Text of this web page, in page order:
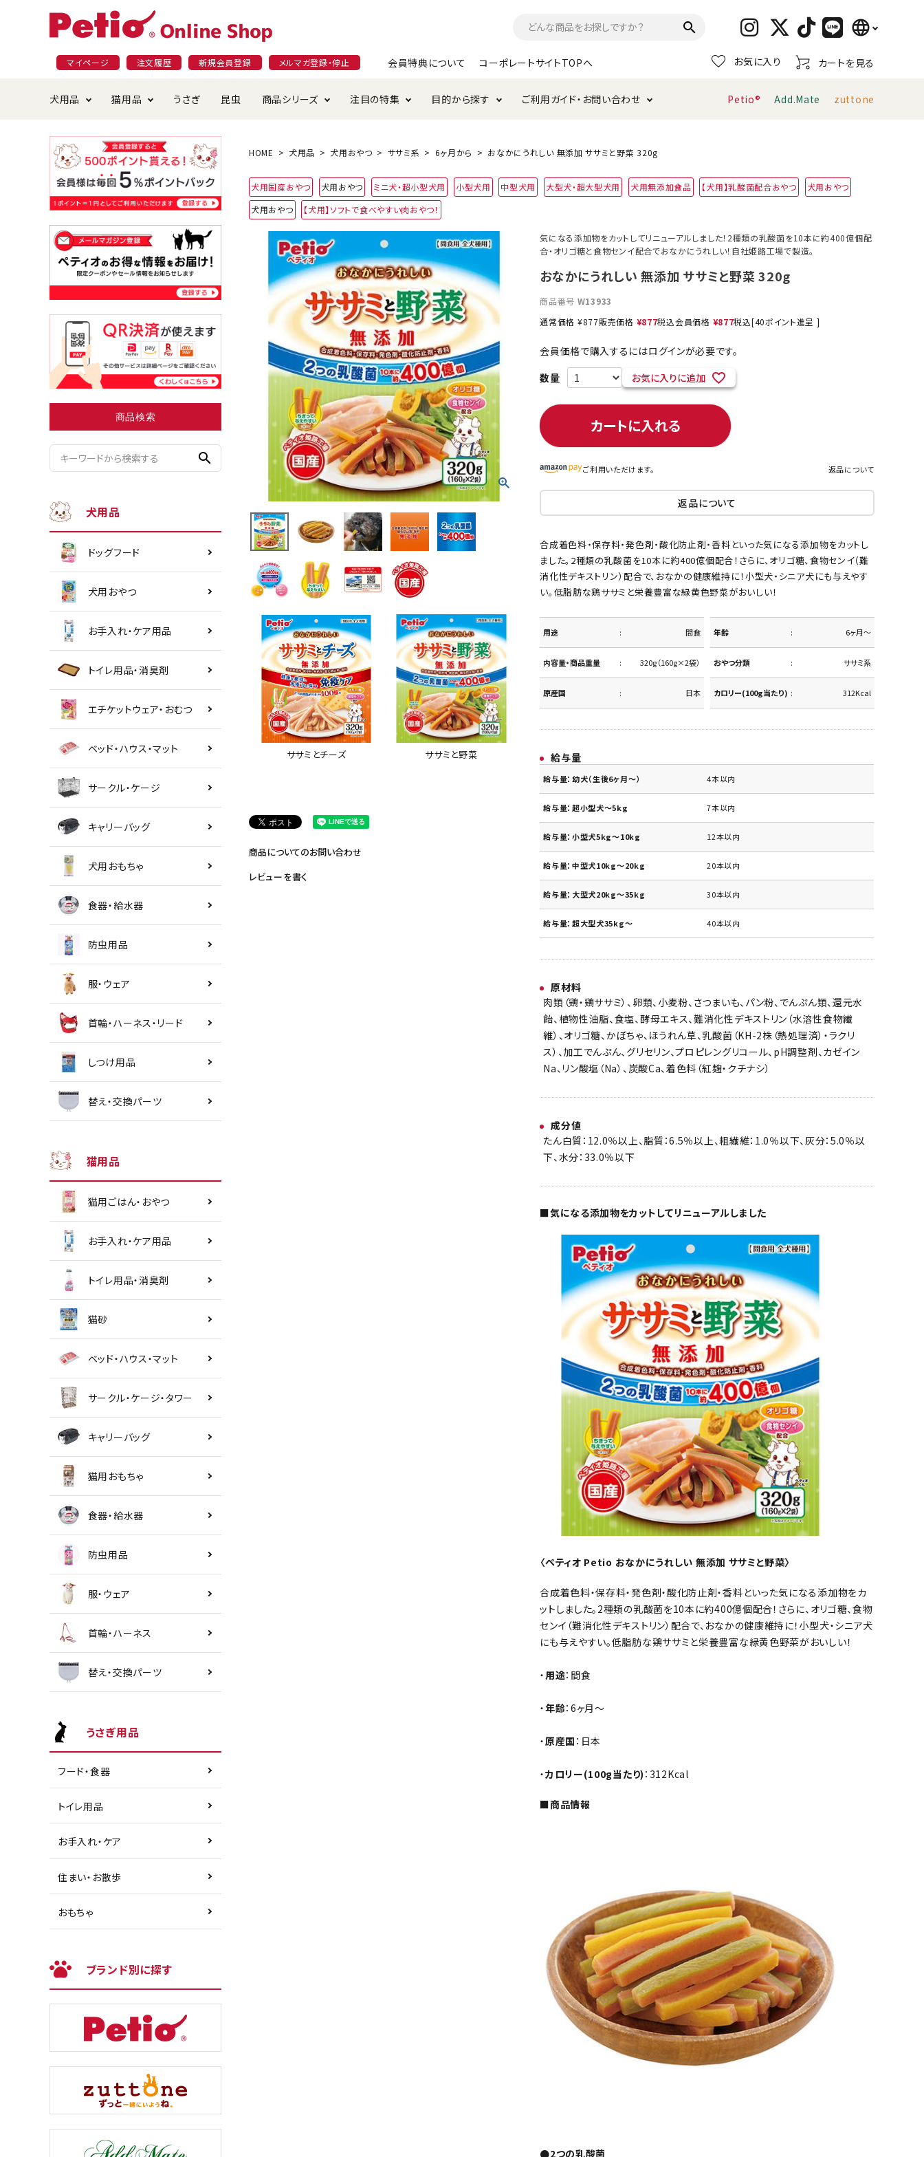
search language
日本語
English
マイページ 注文履歴 新規会員登録 メルマガ登録・停止 会員特典について コーポレートサイトTOPへ お気に入り カートを見る
犬用品
ドッグフード おやつ お手入れ・ケア用品
ペットシーツ ベッド・ハウス・マット サークル・ケージ キャリーバッグ
おもちゃ 食器・給水器 防虫用品 服・ウェア
首輪・ハーネス・リード しつけ用品 替え・交換パーツ
猫用品
ごはん・おやつ お手入れ・ケア用品 トイレタリー・消臭剤
ベッド・ハウス・マット サークル・ケージ・タワー キャリーバッグ おもちゃ
食器・給水器 防虫用品 服・ウェア 首輪・ハーネス
替え・交換パーツ
うさぎ 昆虫 商品シリーズ
プラクト 素材そのまま 極上
注目の特集
夜のお散歩特集 無添加特集 けりぐるみ特集
目的から探す
国産フード&おやつ特集 穀物不使用のグレインフリー
じゃらして遊ぶ 引っ張って遊ぶ 投げて遊ぶ デンタルおもちゃ
またたび・元気草 夜のお散歩
小型犬にオススメ ダイエット中にオススメ まとめ買いでオトク！！ ネコポス対象商品一覧
ご利用ガイド・お問い合わせ
ショッピングガイド 会員特典について ご注文方法について
返品・交換について オンラインショップ利用規約
Petio® Add.Mate zuttone
商品検索
search
犬用品
ドッグフード
犬用おやつ
お手入れ・ケア用品
トイレ用品・消臭剤
エチケットウェア・おむつ
ベッド・ハウス・マット
サークル・ケージ
キャリーバッグ
犬用おもちゃ
食器・給水器
防虫用品
服・ウェア
首輪・ハーネス・リード
しつけ用品
替え・交換パーツ
猫用品
猫用ごはん・おやつ
お手入れ・ケア用品
トイレ用品・消臭剤
猫砂
ベッド・ハウス・マット
サークル・ケージ・タワー
キャリーバッグ
猫用おもちゃ
食器・給水器
防虫用品
服・ウェア
首輪・ハーネス
替え・交換パーツ
うさぎ用品
フード・食器
トイレ用品
お手入れ・ケア
住まい・お散歩
おもちゃ
ブランド別に探す
HOME 犬用品 犬用おやつ ササミ系 6ヶ月から おなかにうれしい 無添加 ササミと野菜 320g
犬用国産おやつ 犬用おやつ ミニ犬・超小型犬用 小型犬用 中型犬用 大型犬・超大型犬用 犬用無添加食品 【犬用】乳酸菌配合おやつ
犬用おやつ
犬用おやつ
【犬用】ソフトで食べやすい肉おやつ！
ササミとチーズ ササミと野菜
商品についてのお問い合わせ
レビューを書く
気になる添加物をカットしてリニューアルしました！2種類の乳酸菌を10本に約400億個配
合・オリゴ糖と食物センイ配合でおなかにうれしい！自社姫路工場で製造。
おなかにうれしい 無添加 ササミと野菜 320g
商品番号 W13933
通常価格 ¥877販売価格 ¥877税込会員価格 ¥877税込[40ポイント進呈 ]
会員価格で購入するにはログインが必要です。
お気に入りに追加
カートに入れる
ご利用いただけます。 返品について
返品について
合成着色料・保存料・発色剤・酸化防止剤・香料といった気になる添加物をカットし
ました。2種類の乳酸菌を10本に約400億個配合！さらに、オリゴ糖、食物センイ（難
消化性デキストリン）配合で、おなかの健康維持に！小型犬・シニア犬にも与えやす
い。低脂肪な鶏ササミと栄養豊富な緑黄色野菜がおいしい！
用途 間食 年齢 6ヶ月～
内容量・商品重量 320g（160g×2袋） おやつ分類 ササミ系
原産国 日本 カロリー(100g当たり) 312Kcal
給与量
給与量：幼犬（生後6ヶ月～） 4本以内
給与量：超小型犬～5kg 7本以内
給与量：小型犬5kg～10kg 12本以内
給与量：中型犬10kg～20kg 20本以内
給与量：大型犬20kg～35kg 30本以内
給与量：超大型犬35kg～ 40本以内
原材料
肉類（鶏・鶏ササミ）、卵類、小麦粉、さつまいも、パン粉、でんぷん類、還元水
飴、植物性油脂、食塩、酵母エキス、難消化性デキストリン（水溶性食物繊
維）、オリゴ糖、かぼちゃ、ほうれん草、乳酸菌（KH-2株（熱処理済）・ラクリ
ス）、加工でんぷん、グリセリン、プロピレングリコール、pH調整剤、カゼイン
Na、リン酸塩（Na）、炭酸Ca、着色料（紅麹・クチナシ）
成分値
たん白質：12.0％以上、脂質：6.5％以上、粗繊維：1.0％以下、灰分：5.0％以
下、水分：33.0％以下
■気になる添加物をカットしてリニューアルしました
〈ペティオ Petio おなかにうれしい 無添加 ササミと野菜〉
合成着色料・保存料・発色剤・酸化防止剤・香料といった気になる添加物をカ
ットしました。2種類の乳酸菌を10本に約400億個配合！さらに、オリゴ糖、食物
センイ（難消化性デキストリン）配合で、おなかの健康維持に！小型犬・シニア犬
にも与えやすい。低脂肪な鶏ササミと栄養豊富な緑黄色野菜がおいしい！
・用途：間食
・年齢：6ヶ月～
・原産国 ：日本
・カロリー(100g当たり) ：312Kcal
■商品情報
●2つの乳酸菌